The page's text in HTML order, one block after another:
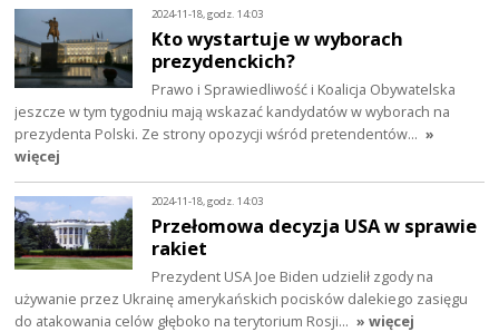
2024-11-18, godz. 14:03
Kto wystartuje w wyborach
prezydenckich?
Prawo i Sprawiedliwość i Koalicja Obywatelska
jeszcze w tym tygodniu mają wskazać kandydatów w wyborach na
prezydenta Polski. Ze strony opozycji wśród pretendentów… »
więcej
2024-11-18, godz. 14:03
Przełomowa decyzja USA w sprawie
rakiet
Prezydent USA Joe Biden udzielił zgody na
używanie przez Ukrainę amerykańskich pocisków dalekiego zasięgu
do atakowania celów głęboko na terytorium Rosji… » więcej